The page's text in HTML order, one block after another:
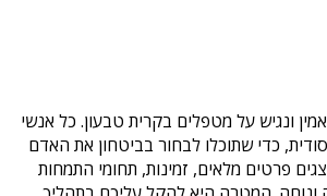
ונגיש על מטפלים בקרית טבעון. כל אנשי
כדי שתוכלו לבחור בביטחון את האדם
פרטים מלאים, זמינות, תחומי התמחות